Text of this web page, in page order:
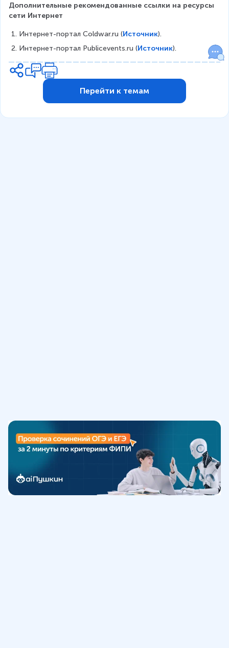
Дополнительные рекомендованные ссылки на ресурсы
сети Интернет
Интернет-портал Coldwar.ru (Источник).
Интернет-портал Publicevents.ru (Источник).
Перейти к темам